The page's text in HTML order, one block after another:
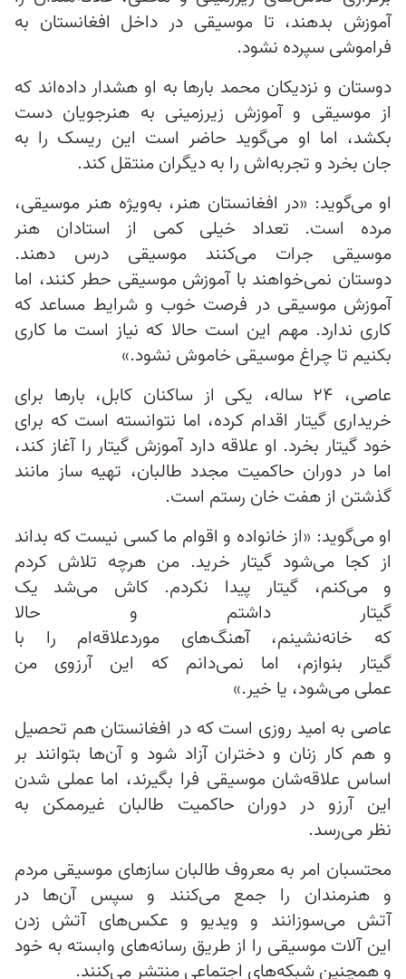
آموزش بدهند، تا موسیقی در داخل افغانستان به
فراموشی سپرده نشود.
دوستان و نزدیکان محمد بارها به او هشدار داده‌اند که
از موسیقی و آموزش زیرزمینی به هنرجویان دست
بکشد، اما او می‌گوید حاضر است این ریسک را به
جان بخرد و تجربه‌اش را به دیگران منتقل کند.
او می‌گوید: «در افغانستان هنر، به‌‌ویژه هنر موسیقی،
مرده است. تعداد خیلی کمی از استادان هنر
موسیقی جرات می‌کنند موسیقی درس دهند.
دوستان نمی‌خواهند با آموزش موسیقی حطر کنند، اما
آموزش موسیقی در فرصت خوب و شرایط مساعد که
کاری ندارد. مهم این است حالا که نیاز است ما کاری
بکنیم تا چراغ موسیقی خاموش نشود.»
عاصی، ۲۴ ساله، یکی از ساکنان کابل، بارها برای
خریداری گیتار اقدام کرده، اما نتوانسته است که برای
خود گیتار بخرد. او علاقه دارد آموزش گیتار را آغاز کند،
اما در دوران حاکمیت مجدد طالبان، تهیه ساز مانند
گذشتن از هفت‌ خان رستم است.
او می‌گوید: «از خانواده و اقوام ما کسی نیست که بداند
از کجا می‌شود گیتار خرید. من هرچه تلاش کردم
و می‌کنم، گیتار پیدا نکردم. کاش می‌شد یک
گیتار داشتم و حالا
که خانه‌‌نشینم، آهنگ‌های مورد‌علاقه‌ام را با
گیتار بنوازم، اما نمی‌دانم که این آرزوی من
عملی می‌شود، یا خیر.»
عاصی به امید روزی است که در افغانستان هم تحصیل
و هم کار زنان و دختران آزاد شود و آن‌ها بتوانند بر
اساس علاقه‌‌شان موسیقی فرا بگیرند، اما عملی شدن
این آرزو در دوران حاکمیت طالبان غیرممکن به
نظر می‌رسد.
محتسبان امر به معروف طالبان سازهای موسیقی مردم
و هنرمندان را جمع‌ می‌کنند و سپس آن‌ها در
آتش می‌سوزانند و ویدیو و عکس‌های آتش زدن
این آلات موسیقی را از طریق رسانه‌های وابسته به خود
و همچنین شبکه‌های اجتماعی منتشر می‌کنند.